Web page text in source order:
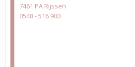
7461 PA Rijssen
0548 - 516 900